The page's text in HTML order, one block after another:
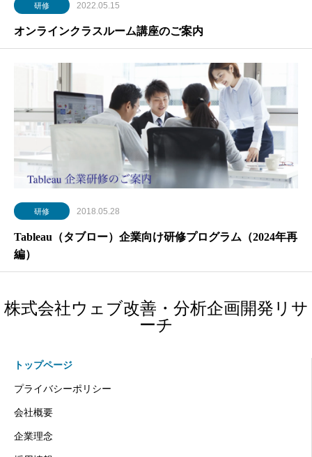
研修 2022.05.15
オンラインクラスルーム講座のご案内
研修 2018.05.28
Tableau（タブロー）企業向け研修プログラム（2024年再
編）
株式会社ウェブ改善・分析企画開発リサ
ーチ
トップページ
プライバシーポリシー
会社概要
企業理念